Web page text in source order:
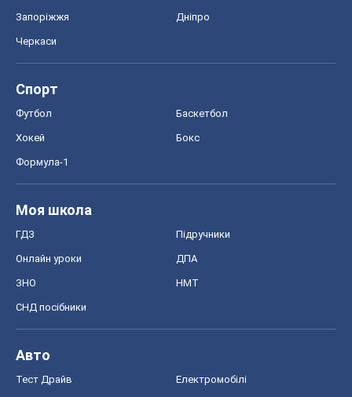
Запоріжжя Дніпро
Черкаси
Спорт
Футбол Баскетбол
Хокей Бокс
Формула-1
Моя школа
ГДЗ Підручники
Онлайн уроки ДПА
ЗНО НМТ
СНД посібники
Авто
Тест Драйв Електромобілі